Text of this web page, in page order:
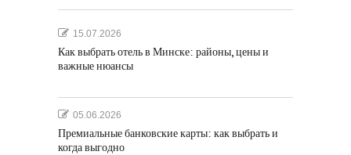
15.07.2026
Как выбрать отель в Минске: районы, цены и
важные нюансы
05.06.2026
Премиальные банковские карты: как выбрать и
когда выгодно